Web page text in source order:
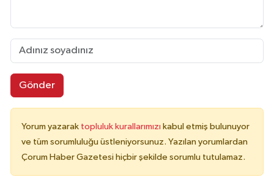
Gönder
Yorum yazarak topluluk kurallarımızı kabul etmiş bulunuyor
ve tüm sorumluluğu üstleniyorsunuz. Yazılan yorumlardan
Çorum Haber Gazetesi hiçbir şekilde sorumlu tutulamaz.